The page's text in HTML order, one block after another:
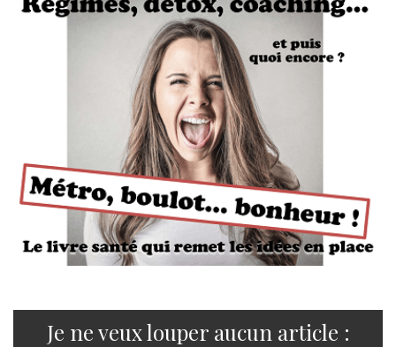
Je ne veux louper aucun article :